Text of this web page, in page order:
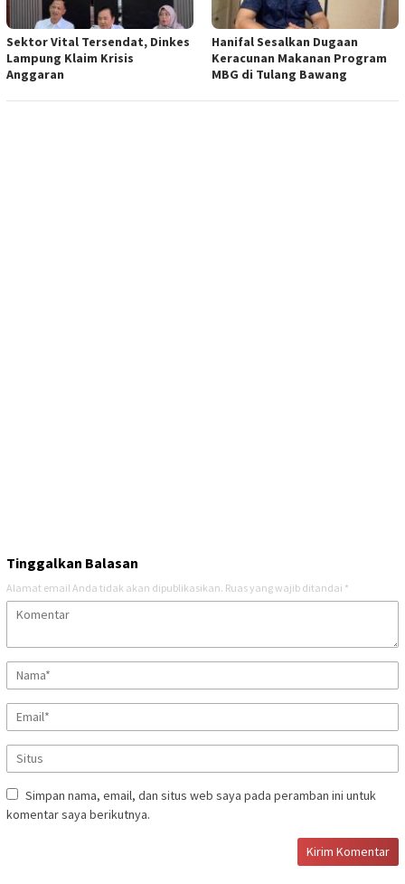
Sektor Vital Tersendat, Dinkes
Lampung Klaim Krisis
Anggaran
Hanifal Sesalkan Dugaan
Keracunan Makanan Program
MBG di Tulang Bawang
Tinggalkan Balasan
Alamat email Anda tidak akan dipublikasikan. Ruas yang wajib ditandai *
Simpan nama, email, dan situs web saya pada peramban ini untuk
komentar saya berikutnya.